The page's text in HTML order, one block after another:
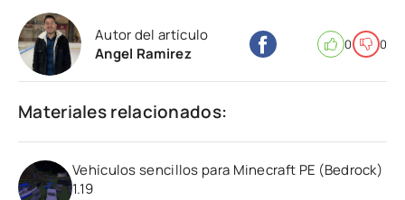
Autor del artículo
Angel Ramirez
0 0
Materiales relacionados:
Vehículos sencillos para Minecraft PE (Bedrock)
1.19